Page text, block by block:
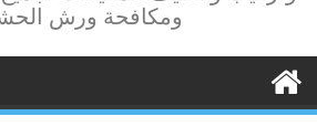
ومكافحة ورش